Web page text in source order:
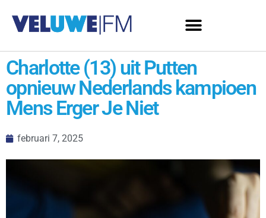
Charlotte (13) uit Putten
opnieuw Nederlands kampioen
Mens Erger Je Niet
februari 7, 2025